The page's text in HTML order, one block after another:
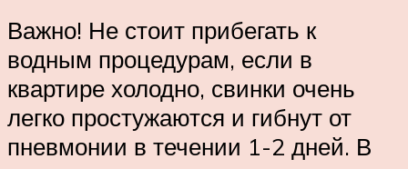
Важно! Не стоит прибегать к
водным процедурам, если в
квартире холодно, свинки очень
легко простужаются и гибнут от
пневмонии в течении 1-2 дней. В